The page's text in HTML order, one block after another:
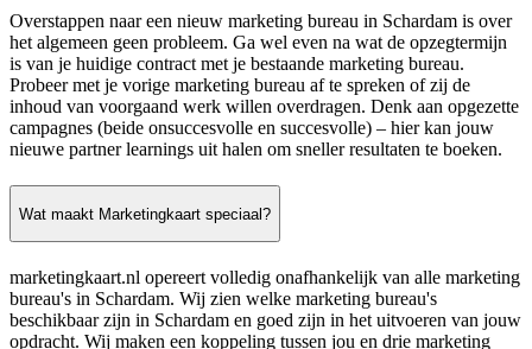
Overstappen naar een nieuw marketing bureau in Schardam is over
het algemeen geen probleem. Ga wel even na wat de opzegtermijn
is van je huidige contract met je bestaande marketing bureau.
Probeer met je vorige marketing bureau af te spreken of zij de
inhoud van voorgaand werk willen overdragen. Denk aan opgezette
campagnes (beide onsuccesvolle en succesvolle) – hier kan jouw
nieuwe partner learnings uit halen om sneller resultaten te boeken.
Wat maakt Marketingkaart speciaal?
marketingkaart.nl opereert volledig onafhankelijk van alle marketing
bureau's in Schardam. Wij zien welke marketing bureau's
beschikbaar zijn in Schardam en goed zijn in het uitvoeren van jouw
opdracht. Wij maken een koppeling tussen jou en drie marketing